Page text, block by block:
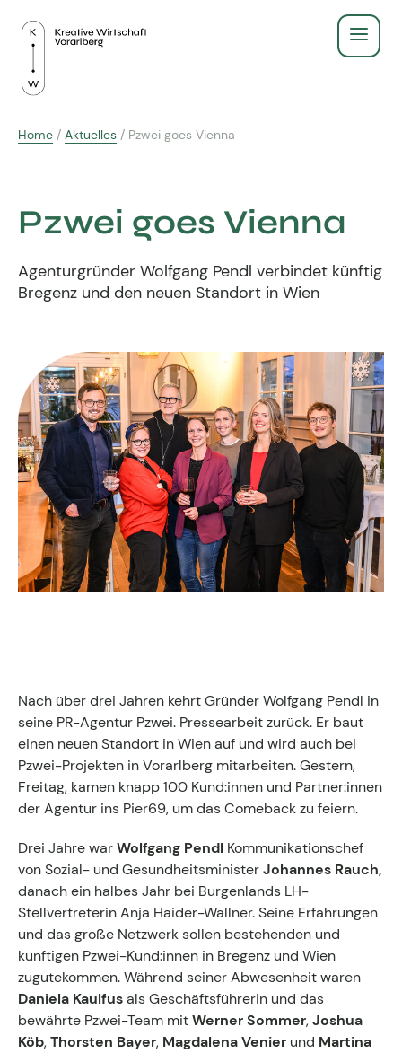
Service
Recht & Gesetz
Gründen & Werbeberufe
Agenturleitfaden
Aus- & Weiterbildung
BildungsPlus Förderung
Weiterbildungen
Fachgruppe
Ausschuss - wir für euch
Fachgruppen-Büro
Mitglieder
Agentur gesucht?
Sie suchen eine Agentur oder Kreativen für Ihre
individuelle Herausforderung. Hier finden Sie
bestimmt den zu Ihnen passenden Profi!
Zum Agenturfinder
Kreativpreis 2025
Kontakt zum Fachgruppenbüro der wkv
Aktuelles
Events
Home / Aktuelles / Pzwei goes Vienna
Pzwei goes Vienna
Agenturgründer Wolfgang Pendl verbindet künftig
Bregenz und den neuen Standort in Wien
Nach über drei Jahren kehrt Gründer Wolfgang Pendl in
seine PR-Agentur Pzwei. Pressearbeit zurück. Er baut
einen neuen Standort in Wien auf und wird auch bei
Pzwei-Projekten in Vorarlberg mitarbeiten. Gestern,
Freitag, kamen knapp 100 Kund:innen und Partner:innen
der Agentur ins Pier69, um das Comeback zu feiern.
Drei Jahre warWolfgang Pendl Kommunikationschef
von Sozial- und GesundheitsministerJohannes Rauch,
danach ein halbes Jahr bei Burgenlands LH-
Stellvertreterin Anja Haider-Wallner. Seine Erfahrungen
und das große Netzwerk sollen bestehenden und
künftigen Pzwei-Kund:innen in Bregenz und Wien
zugutekommen. Während seiner Abwesenheit waren
Daniela Kaulfusals Geschäftsführerin und das
bewährte Pzwei-Team mitWerner Sommer,Joshua
Köb,Thorsten Bayer, Magdalena Venier und Martina